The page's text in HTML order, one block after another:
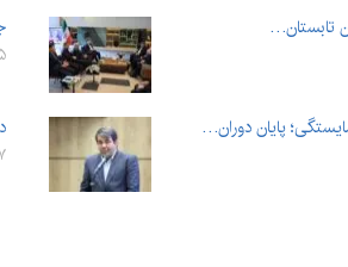
تابستان…
پایان دوران…